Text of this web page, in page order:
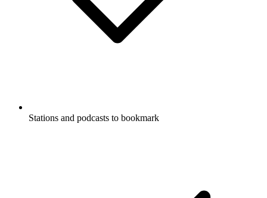
Stations and podcasts to bookmark